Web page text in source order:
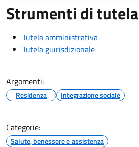
Strumenti di tutela
Tutela amministrativa
Tutela giurisdizionale
Argomenti:
Residenza Integrazione sociale
Categorie:
Salute, benessere e assistenza